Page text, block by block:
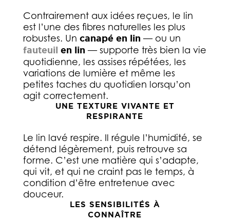
Contrairement aux idées reçues, le lin
est l’une des fibres naturelles les plus
robustes. Un canapé en lin — ou un
fauteuil en lin — supporte très bien la vie
quotidienne, les assises répétées, les
variations de lumière et même les
petites taches du quotidien lorsqu’on
agit correctement.
UNE TEXTURE VIVANTE ET
RESPIRANTE
Le lin lavé respire. Il régule l’humidité, se
détend légèrement, puis retrouve sa
forme. C’est une matière qui s’adapte,
qui vit, et qui ne craint pas le temps, à
condition d’être entretenue avec
douceur.
LES SENSIBILITÉS À
CONNAÎTRE